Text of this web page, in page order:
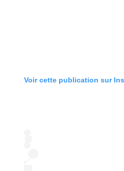
Voir cette publication sur